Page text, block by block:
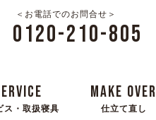
＜お電話でのお問合せ＞
0120-210-805
ス・取扱寝具
MAKE OVER
仕立て直し